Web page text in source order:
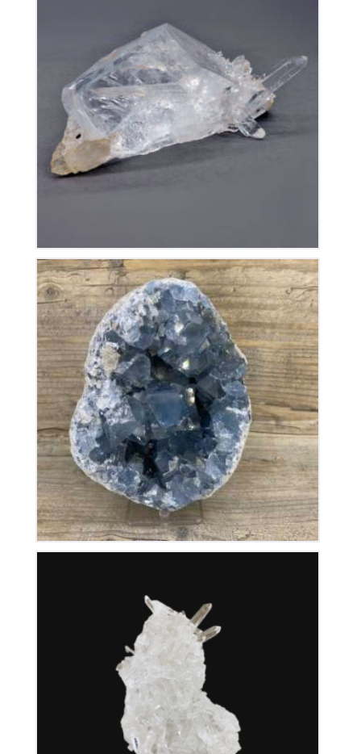
Cristal De Roche
50
Géode de Célestine
200€
Cristal de Roche
350 €